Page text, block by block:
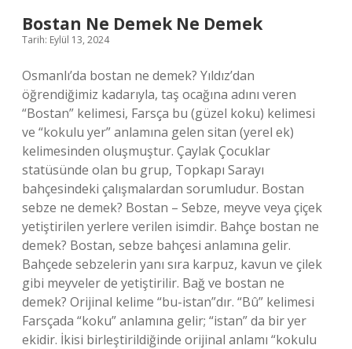
Bostan Ne Demek Ne Demek
Tarih: Eylül 13, 2024
Osmanlı’da bostan ne demek? Yıldız’dan
öğrendiğimiz kadarıyla, taş ocağına adını veren
“Bostan” kelimesi, Farsça bu (güzel koku) kelimesi
ve “kokulu yer” anlamına gelen sitan (yerel ek)
kelimesinden oluşmuştur. Çaylak Çocuklar
statüsünde olan bu grup, Topkapı Sarayı
bahçesindeki çalışmalardan sorumludur. Bostan
sebze ne demek? Bostan – Sebze, meyve veya çiçek
yetiştirilen yerlere verilen isimdir. Bahçe bostan ne
demek? Bostan, sebze bahçesi anlamına gelir.
Bahçede sebzelerin yanı sıra karpuz, kavun ve çilek
gibi meyveler de yetiştirilir. Bağ ve bostan ne
demek? Orijinal kelime “bu-istan”dır. “Bû” kelimesi
Farsçada “koku” anlamına gelir; “istan” da bir yer
ekidir. İkisi birleştirildiğinde orijinal anlamı “kokulu